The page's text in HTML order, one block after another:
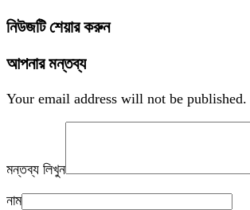
নিউজটি শেয়ার করুন
আপনার মন্তব্য
Your email address will not be published.
মন্তব্য লিখুন
নাম